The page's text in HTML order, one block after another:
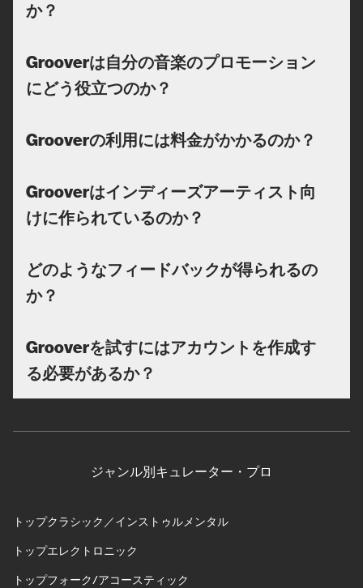
か？
Grooverは自分の音楽のプロモーション
にどう役立つのか？
Grooverの利用には料金がかかるのか？
Grooverはインディーズアーティスト向
けに作られているのか？
どのようなフィードバックが得られるの
か？
Grooverを試すにはアカウントを作成す
る必要があるか？
ジャンル別キュレーター・プロ
トップクラシック／インストゥルメンタル
トップエレクトロニック
トップフォーク/アコースティック